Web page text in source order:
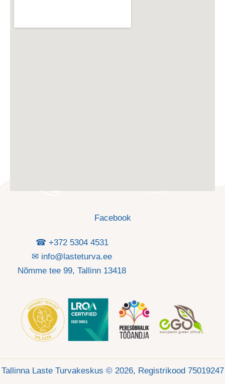
Facebook
☎ +372 5304 4531
✉ info@lasteturva.ee
Nõmme tee 99, Tallinn 13418
Tallinna Laste Turvakeskus © 2026, Registrikood 75019247